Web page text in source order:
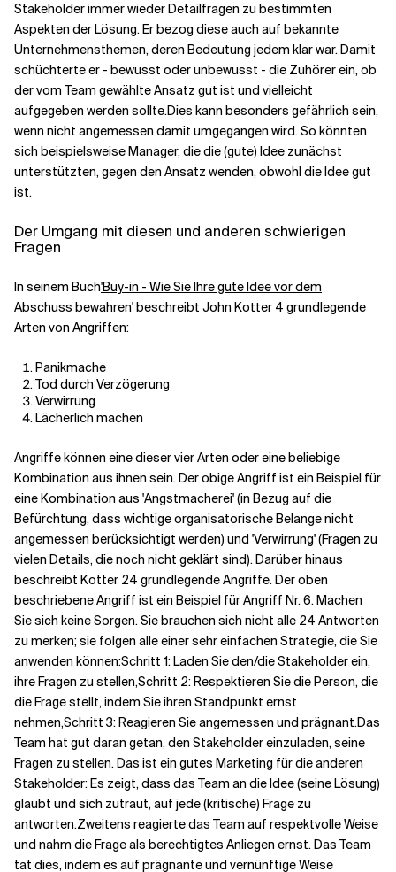
Stakeholder immer wieder Detailfragen zu bestimmten
Aspekten der Lösung. Er bezog diese auch auf bekannte
Unternehmensthemen, deren Bedeutung jedem klar war. Damit
schüchterte er - bewusst oder unbewusst - die Zuhörer ein, ob
der vom Team gewählte Ansatz gut ist und vielleicht
aufgegeben werden sollte.Dies kann besonders gefährlich sein,
wenn nicht angemessen damit umgegangen wird. So könnten
sich beispielsweise Manager, die die (gute) Idee zunächst
unterstützten, gegen den Ansatz wenden, obwohl die Idee gut
ist.
Der Umgang mit diesen und anderen schwierigen
Fragen
In seinem Buch'Buy-in - Wie Sie Ihre gute Idee vor dem
Abschuss bewahren' beschreibt John Kotter 4 grundlegende
Arten von Angriffen:
Panikmache
Tod durch Verzögerung
Verwirrung
Lächerlich machen
Angriffe können eine dieser vier Arten oder eine beliebige
Kombination aus ihnen sein. Der obige Angriff ist ein Beispiel für
eine Kombination aus 'Angstmacherei' (in Bezug auf die
Befürchtung, dass wichtige organisatorische Belange nicht
angemessen berücksichtigt werden) und 'Verwirrung' (Fragen zu
vielen Details, die noch nicht geklärt sind). Darüber hinaus
beschreibt Kotter 24 grundlegende Angriffe. Der oben
beschriebene Angriff ist ein Beispiel für Angriff Nr. 6. Machen
Sie sich keine Sorgen. Sie brauchen sich nicht alle 24 Antworten
zu merken; sie folgen alle einer sehr einfachen Strategie, die Sie
anwenden können:Schritt 1: Laden Sie den/die Stakeholder ein,
ihre Fragen zu stellen,Schritt 2: Respektieren Sie die Person, die
die Frage stellt, indem Sie ihren Standpunkt ernst
nehmen,Schritt 3: Reagieren Sie angemessen und prägnant.Das
Team hat gut daran getan, den Stakeholder einzuladen, seine
Fragen zu stellen. Das ist ein gutes Marketing für die anderen
Stakeholder: Es zeigt, dass das Team an die Idee (seine Lösung)
glaubt und sich zutraut, auf jede (kritische) Frage zu
antworten.Zweitens reagierte das Team auf respektvolle Weise
und nahm die Frage als berechtigtes Anliegen ernst. Das Team
tat dies, indem es auf prägnante und vernünftige Weise